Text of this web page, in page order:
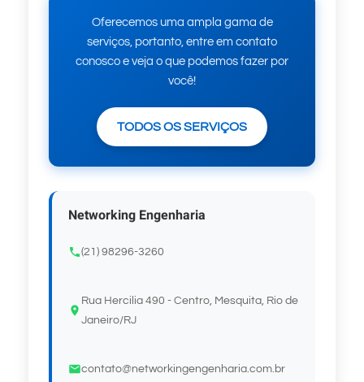
Oferecemos uma ampla gama de
serviços, portanto, entre em contato
conosco e veja o que podemos fazer por
você!
TODOS OS SERVIÇOS
Networking Engenharia
(21) 98296-3260
Rua Hercilia 490 - Centro, Mesquita, Rio de
Janeiro/RJ
contato@networkingengenharia.com.br